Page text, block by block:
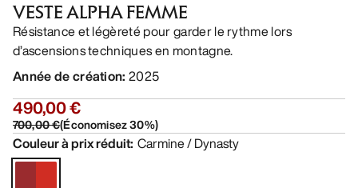
VESTE ALPHA FEMME
Résistance et légèreté pour garder le rythme lors
d’ascensions techniques en montagne.
Année de création: 2025
490,00 €
700,00 €(Économisez30%)
Couleur à prix réduit: Carmine / Dynasty